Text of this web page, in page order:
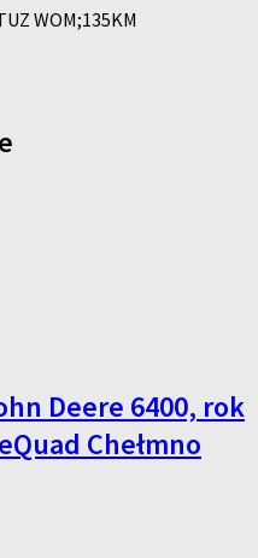
WOM;135KM
Deere 6400, rok
Chełmno